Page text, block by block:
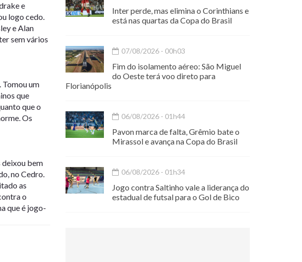
e
logo cedo.
e Alan
sem vários
Tomou um
que
que o
Os
deixou bem
no Cedro.
as
o
que é jogo-
Inter perde, mas elimina o Corinthians e
está nas quartas da Copa do Brasil
07/08/2026 - 00h03
Fim do isolamento aéreo: São Miguel
do Oeste terá voo direto para
Florianópolis
06/08/2026 - 01h44
Pavon marca de falta, Grêmio bate o
Mirassol e avança na Copa do Brasil
06/08/2026 - 01h34
Jogo contra Saltinho vale a liderança do
estadual de futsal para o Gol de Bico